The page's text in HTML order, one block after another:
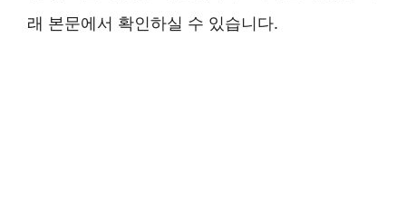
래 본문에서 확인하실 수 있습니다.